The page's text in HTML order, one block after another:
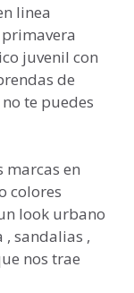
linea
juvenil con
de
te puedes
marcas en
colores
look urbano
sandalias ,
nos trae